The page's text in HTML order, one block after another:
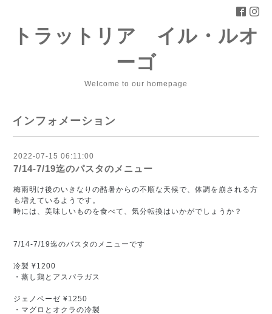
トラットリア イル・ルオ
ーゴ
Welcome to our homepage
インフォメーション
2022-07-15 06:11:00
7/14-7/19迄のパスタのメニュー
梅雨明け後のいきなりの酷暑からの不順な天候で、体調を崩される方
も増えているようです。
時には、美味しいものを食べて、気分転換はいかがでしょうか？
7/14-7/19迄のパスタのメニューです
冷製 ¥1200
・蒸し鶏とアスパラガス
ジェノベーゼ ¥1250
・マグロとオクラの冷製